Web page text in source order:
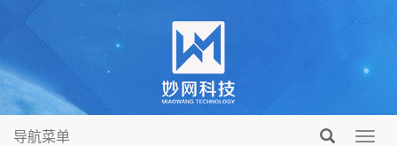
导航菜单